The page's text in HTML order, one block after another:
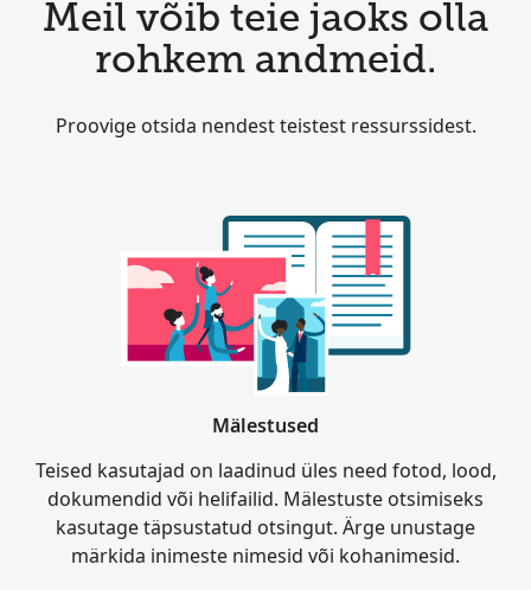
Meil võib teie jaoks olla
rohkem andmeid.
Proovige otsida nendest teistest ressurssidest.
Mälestused
Teised kasutajad on laadinud üles need fotod, lood,
dokumendid või helifailid. Mälestuste otsimiseks
kasutage täpsustatud otsingut. Ärge unustage
märkida inimeste nimesid või kohanimesid.